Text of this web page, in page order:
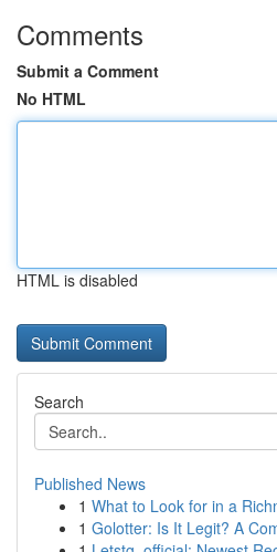
Comments
Submit a Comment
No HTML
HTML is disabled
Search
Published News
1 What to Look for in a
1 Golotter: Is It Legit? A